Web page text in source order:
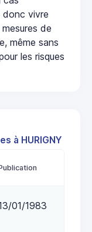
donc vivre
de
même sans
les risques
à HURIGNY
01/1983